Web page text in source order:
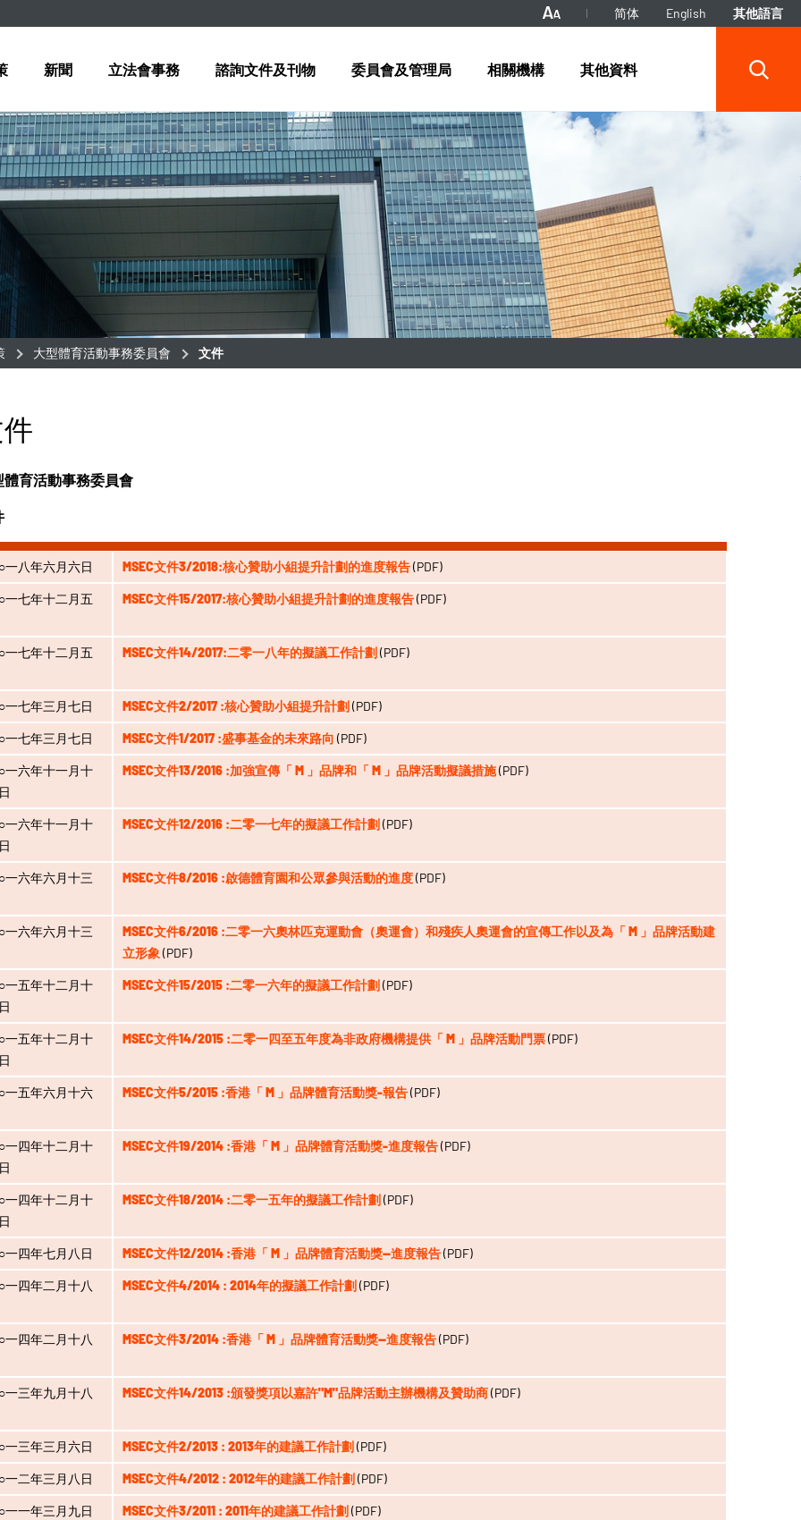
简体 English 其他語言
新聞 立法會事務 諮詢文件及刊物 委員會及管理局 相關機構 其他資料
大型體育活動事務委員會 文件
體育活動事務委員會
一八年六月六日 MSEC文件3/2018:核心贊助小組提升計劃的進度報告(PDF)
一七年十二月五
MSEC文件15/2017:核心贊助小組提升計劃的進度報告(PDF)
一七年十二月五
MSEC文件14/2017:二零一八年的擬議工作計劃(PDF)
一七年三月七日 MSEC文件2/2017 :核心贊助小組提升計劃(PDF)
一七年三月七日 MSEC文件1/2017 :盛事基金的未來路向 (PDF)
一六年十一月十
MSEC文件13/2016 :加強宣傳「 M 」品牌和「 M 」品牌活動擬議措施(PDF)
一六年十一月十
MSEC文件12/2016 :二零一七年的擬議工作計劃(PDF)
一六年六月十三
MSEC文件8/2016 :啟德體育園和公眾參與活動的進度(PDF)
一六年六月十三
MSEC文件6/2016 :二零一六奧林匹克運動會（奧運會）和殘疾人奧運會的宣傳工作以及為「 M 」品牌活動建
立形象 (PDF)
一五年十二月十
MSEC文件15/2015 :二零一六年的擬議工作計劃(PDF)
一五年十二月十
MSEC文件14/2015 :二零一四至五年度為非政府機構提供「 M 」品牌活動門票(PDF)
一五年六月十六
MSEC文件5/2015 :香港「 M 」品牌體育活動獎-報告(PDF)
一四年十二月十
MSEC文件19/2014 :香港「 M 」品牌體育活動獎-進度報告(PDF)
一四年十二月十
MSEC文件18/2014 :二零一五年的擬議工作計劃(PDF)
一四年七月八日 MSEC文件12/2014 :香港「 M 」品牌體育活動獎—進度報告(PDF)
一四年二月十八
MSEC文件4/2014 : 2014年的擬議工作計劃(PDF)
一四年二月十八
MSEC文件3/2014 :香港「 M 」品牌體育活動獎—進度報告(PDF)
一三年九月十八
MSEC文件14/2013 :頒發獎項以嘉許"M"品牌活動主辦機構及贊助商(PDF)
一三年三月六日 MSEC文件2/2013 : 2013年的建議工作計劃(PDF)
一二年三月八日 MSEC文件4/2012 : 2012年的建議工作計劃(PDF)
一一年三月九日 MSEC文件3/2011 : 2011年的建議工作計劃(PDF)